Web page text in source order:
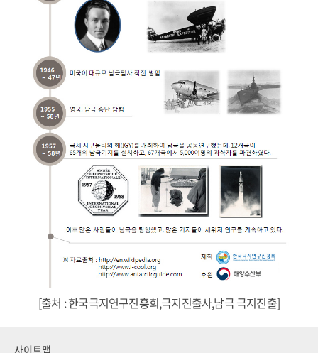
[출처 : 한국극지연구진흥회,극지진출사,남극 극지진출]
사이트맵